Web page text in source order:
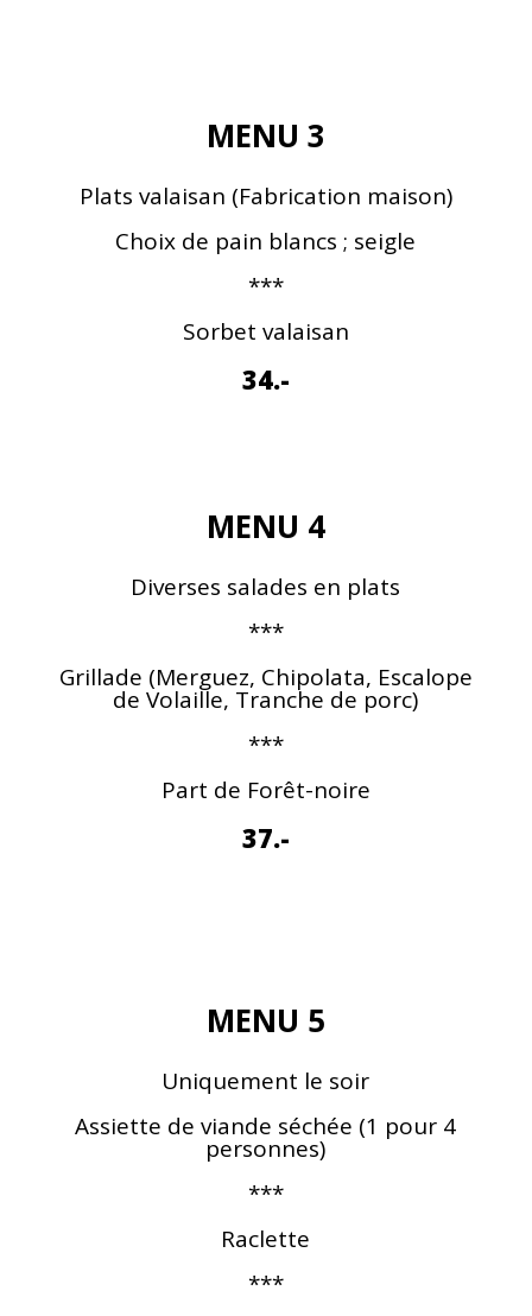
MENU 3
Plats valaisan (Fabrication maison)
Choix de pain blancs ; seigle
***
Sorbet valaisan
34.-
MENU 4
Diverses salades en plats
***
Grillade (Merguez, Chipolata, Escalope
de Volaille, Tranche de porc)
***
Part de Forêt-noire
37.-
MENU 5
Uniquement le soir
Assiette de viande séchée (1 pour 4
personnes)
***
Raclette
***